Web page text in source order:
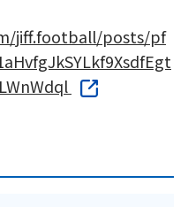
jiff.football/posts/pf